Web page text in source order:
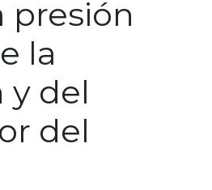
presión
la
y del
del